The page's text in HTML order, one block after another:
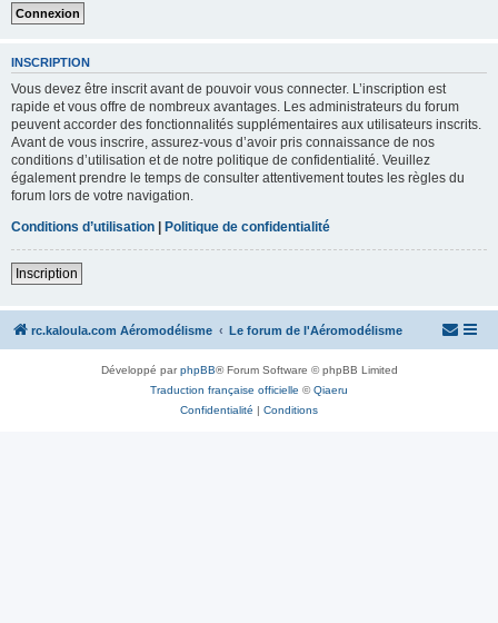
INSCRIPTION
Vous devez être inscrit avant de pouvoir vous connecter. L’inscription est
rapide et vous offre de nombreux avantages. Les administrateurs du forum
peuvent accorder des fonctionnalités supplémentaires aux utilisateurs inscrits.
Avant de vous inscrire, assurez-vous d’avoir pris connaissance de nos
conditions d’utilisation et de notre politique de confidentialité. Veuillez
également prendre le temps de consulter attentivement toutes les règles du
forum lors de votre navigation.
Conditions d’utilisation | Politique de confidentialité
Inscription
rc.kaloula.com Aéromodélisme Le forum de l'Aéromodélisme
Développé parphpBB® Forum Software © phpBB Limited
Traduction française officielle ©Qiaeru
Confidentialité | Conditions